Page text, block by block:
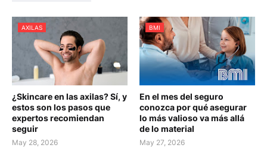
AXILAS
¿Skincare en las axilas? Sí, y
estos son los pasos que
expertos recomiendan
seguir
May 28, 2026
BMI
En el mes del seguro
conozca por qué asegurar
lo más valioso va más allá
de lo material
May 27, 2026